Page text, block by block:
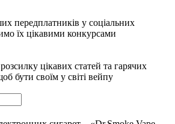
передплатників у соціальних
їх цікавими конкурсами
цікавих статей та гарячих
бути своїм у світі вейпу